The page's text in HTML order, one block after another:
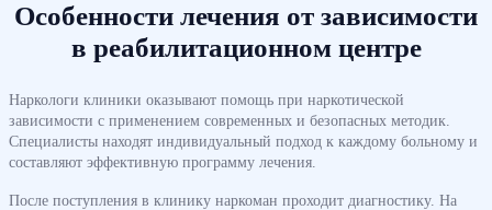
Особенности лечения от зависимости
в реабилитационном центре
Наркологи клиники оказывают помощь при наркотической
зависимости с применением современных и безопасных методик.
Специалисты находят индивидуальный подход к каждому больному и
составляют эффективную программу лечения.
После поступления в клинику наркоман проходит диагностику. На